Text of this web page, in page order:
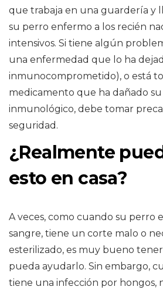
que trabaja en una guardería y
su perro enfermo a los recién
intensivos. Si tiene algún
una enfermedad que lo ha
inmunocomprometido), o está
medicamento que ha dañado su
inmunológico, debe tomar
seguridad.
¿Realmente
esto en casa?
A veces, como cuando su perro
sangre, tiene un corte malo o
esterilizado, es muy bueno
pueda ayudarlo. Sin embargo,
tiene una infección por hongos,